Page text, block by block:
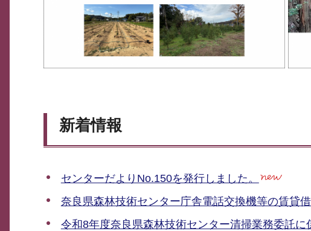
新着情報
センターだよりNo.150を発行しました。
奈良県森林技術センター庁舎電話交換機等の賃貸
令和8年度奈良県森林技術センター清掃業務委託に